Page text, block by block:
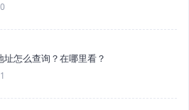
址怎么查询？在哪里看？